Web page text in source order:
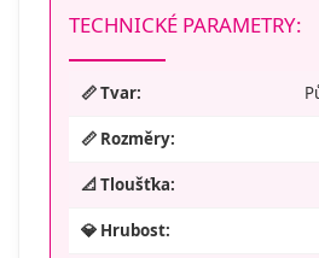
TECHNICKÉ PARAMETRY:
📏 Tvar:
📏 Rozměry:
📐 Tloušťka:
💎 Hrubost: